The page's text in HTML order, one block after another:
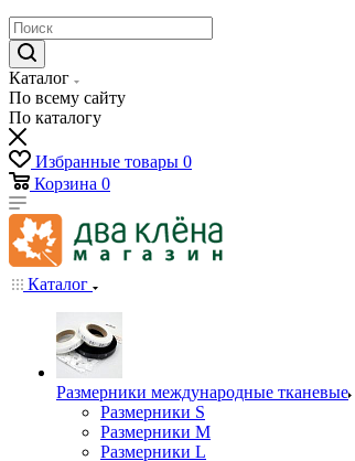
Каталог
По всему сайту
По каталогу
Избранные товары 0
Корзина 0
Каталог
Размерники международные тканевые
Размерники S
Размерники M
Размерники L